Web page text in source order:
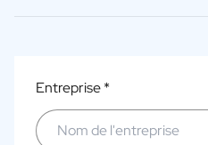
Entreprise *